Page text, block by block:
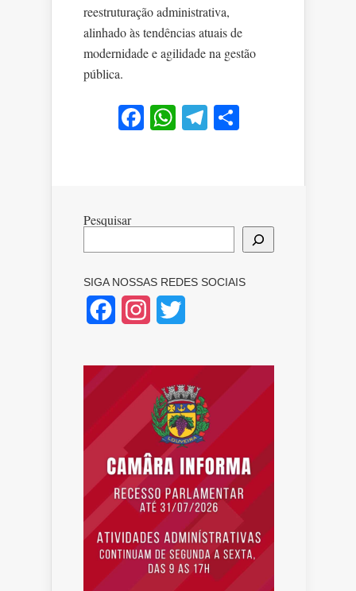
reestruturação administrativa,
alinhado às tendências atuais de
modernidade e agilidade na gestão
pública.
Facebook
WhatsApp
Telegram
Pesquisar
SIGA NOSSAS REDES SOCIAIS
FacebookInstagram